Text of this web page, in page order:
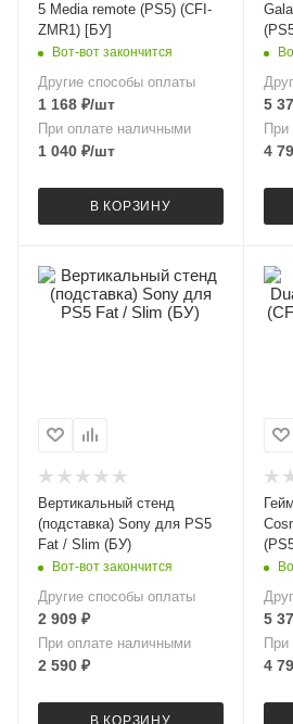
5 Media remote (PS5) (CFI-
ZMR1) [БУ]
Вот-вот закончится
Другие способы оплаты
1 168 ₽/шт
При оплате наличными
1 040 ₽/шт
В КОРЗИНУ
5
При
4
Вертикальный стенд
(подставка) Sony для PS5
Fat / Slim (БУ)
Вот-вот закончится
Другие способы оплаты
2 909 ₽
При оплате наличными
2 590 ₽
В КОРЗИНУ
5
При
4